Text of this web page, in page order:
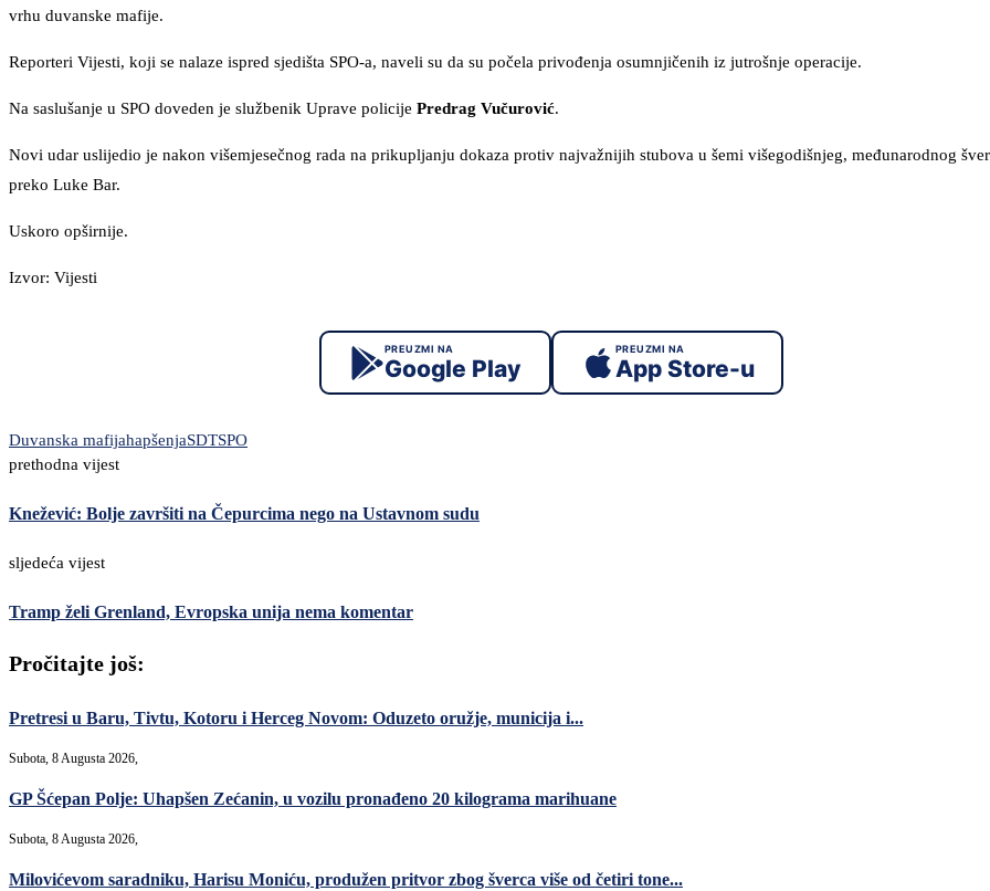
vrhu duvanske mafije.
Reporteri Vijesti, koji se nalaze ispred sjedišta SPO-a, naveli su da su počela privođenja osumnjičenih iz jutrošnje operacije.
Na saslušanje u SPO doveden je službenik Uprave policije Predrag Vučurović.
Novi udar uslijedio je nakon višemjesečnog rada na prikupljanju dokaza protiv najvažnijih stubova u šemi višegodišnjeg, međunarodnog
preko Luke Bar.
Uskoro opširnije.
Izvor: Vijesti
PREUZMI NA
Google Play
PREUZMI NA
App Store-u
Duvanska mafijahapšenjaSDTSPO
prethodna vijest
Knežević: Bolje završiti na Čepurcima nego na Ustavnom sudu
sljedeća vijest
Tramp želi Grenland, Evropska unija nema komentar
Pročitajte još:
Pretresi u Baru, Tivtu, Kotoru i Herceg Novom: Oduzeto oružje, municija i...
Subota, 8 Augusta 2026,
GP Šćepan Polje: Uhapšen Zećanin, u vozilu pronađeno 20 kilograma marihuane
Subota, 8 Augusta 2026,
Milovićevom saradniku, Harisu Moniću, produžen pritvor zbog šverca više od četiri tone...